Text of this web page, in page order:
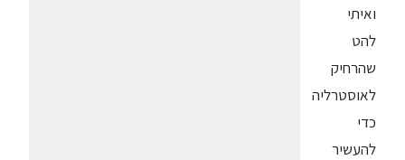
ואיתי
להט
שהרחיק
לאוסטרליה
כדי
להעשיר